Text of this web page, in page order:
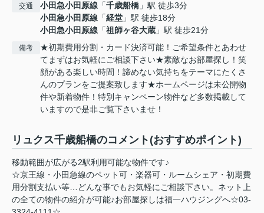
交通 小田急小田原線 「千歳船橋 」駅 徒歩3分
小田急小田原線 「経堂 」駅 徒歩18分
小田急小田原線 「祖師ヶ谷大蔵 」駅 徒歩21分
備考
★初期費用分割・カード決済可能！ご希望条件とあわせ
てまずはお気軽にご相談下さい★素敵なお部屋探し！笑
顔がある楽しい時間！諦めない気持ちをテーマにたくさ
んのプランをご提案致します★ホームページは未公開物
件や新着物件！特別キャンペーン物件など多数掲載して
いますので是非ご覧下さいませ！
リュクス千歳船橋のコメント(おすすめポイント)
移動範囲が広がる2駅利用可能な物件です♪
☆京王線・小田急線のペット可・楽器可・ルームシェア・初期費
用分割支払い等…どんな事でもお気軽にご相談下さい。ネット上
の全ての物件の紹介が可能♪お部屋探しは福一ハウジングへ☆03-